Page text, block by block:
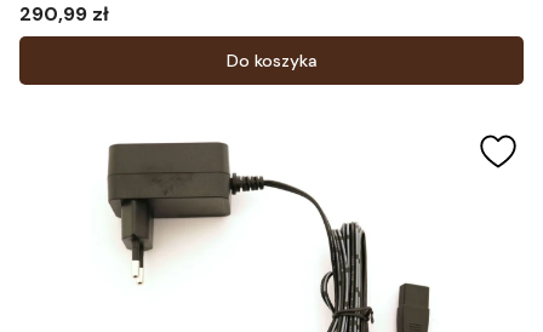
Cena
290,99 zł
Do koszyka